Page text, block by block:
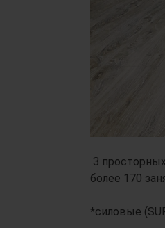
З
более 170
*силовые